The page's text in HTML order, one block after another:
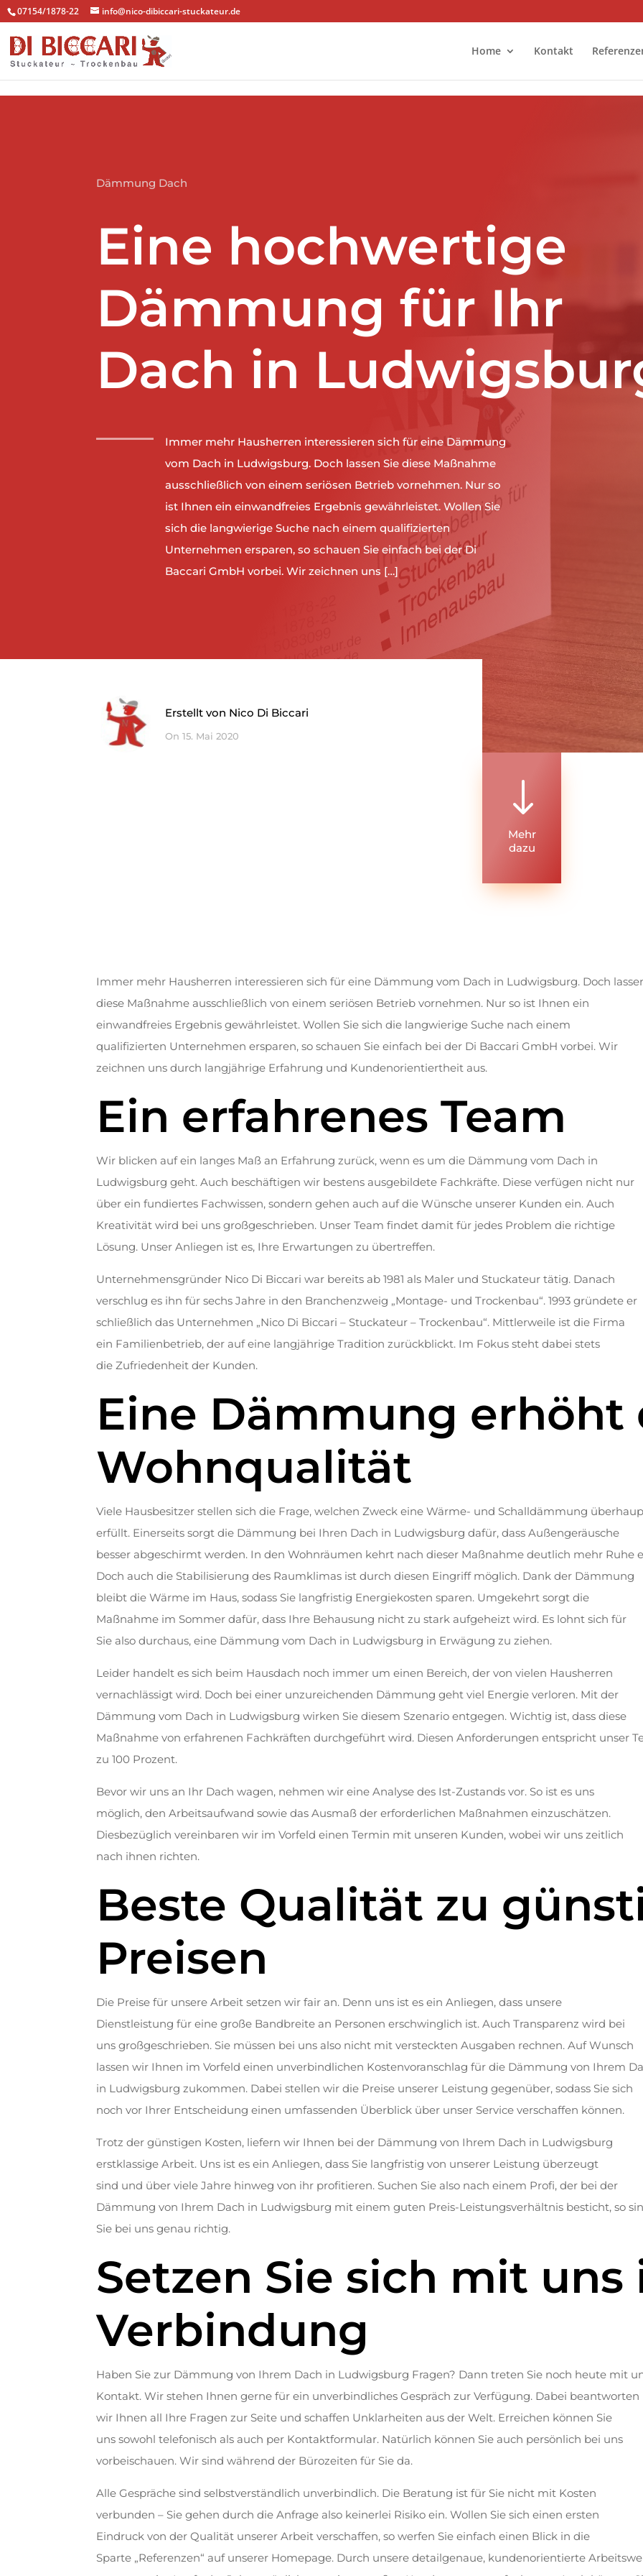
#main-footer .footer-widget h4 { color: #efefef!important; }
07154/1878-22 info@nico-dibiccari-stuckateur.de
Home Kontakt
Dämmung Dach
Eine hochwertige
Dämmung für Ihr
Dach in
Immer mehr Hausherren interessieren sich für eine Dämmung
vom Dach in Ludwigsburg. Doch lassen Sie diese Maßnahme
ausschließlich von einem seriösen Betrieb vornehmen. Nur so
ist Ihnen ein einwandfreies Ergebnis gewährleistet. Wollen Sie
sich die langwierige Suche nach einem qualifizierten
Unternehmen ersparen, so schauen Sie einfach bei der Di
Baccari GmbH vorbei. Wir zeichnen uns […]
Erstellt von Nico Di Biccari
On 15. Mai 2020
"
Mehr
dazu
Immer mehr Hausherren interessieren sich für eine Dämmung vom Dach in Ludwigsburg. Doch
diese Maßnahme ausschließlich von einem seriösen Betrieb vornehmen. Nur so ist Ihnen ein
einwandfreies Ergebnis gewährleistet. Wollen Sie sich die langwierige Suche nach einem
qualifizierten Unternehmen ersparen, so schauen Sie einfach bei der Di Baccari GmbH vorbei. Wir
zeichnen uns durch langjährige Erfahrung und Kundenorientiertheit aus.
Ein erfahrenes Team
Wir blicken auf ein langes Maß an Erfahrung zurück, wenn es um die Dämmung vom Dach in
Ludwigsburg geht. Auch beschäftigen wir bestens ausgebildete Fachkräfte. Diese verfügen nicht nur
über ein fundiertes Fachwissen, sondern gehen auch auf die Wünsche unserer Kunden ein. Auch
Kreativität wird bei uns großgeschrieben. Unser Team findet damit für jedes Problem die richtige
Lösung. Unser Anliegen ist es, Ihre Erwartungen zu übertreffen.
Unternehmensgründer Nico Di Biccari war bereits ab 1981 als Maler und Stuckateur tätig. Danach
verschlug es ihn für sechs Jahre in den Branchenzweig „Montage- und Trockenbau“. 1993 gründete er
schließlich das Unternehmen „Nico Di Biccari – Stuckateur – Trockenbau“. Mittlerweile ist die Firma
ein Familienbetrieb, der auf eine langjährige Tradition zurückblickt. Im Fokus steht dabei stets
die Zufriedenheit der Kunden.
Eine Dämmung erhöht
Wohnqualität
Viele Hausbesitzer stellen sich die Frage, welchen Zweck eine Wärme- und Schalldämmung
erfüllt. Einerseits sorgt die Dämmung bei Ihren Dach in Ludwigsburg dafür, dass Außengeräusche
besser abgeschirmt werden. In den Wohnräumen kehrt nach dieser Maßnahme deutlich mehr Ruhe
Doch auch die Stabilisierung des Raumklimas ist durch diesen Eingriff möglich. Dank der Dämmung
bleibt die Wärme im Haus, sodass Sie langfristig Energiekosten sparen. Umgekehrt sorgt die
Maßnahme im Sommer dafür, dass Ihre Behausung nicht zu stark aufgeheizt wird. Es lohnt sich für
Sie also durchaus, eine Dämmung vom Dach in Ludwigsburg in Erwägung zu ziehen.
Leider handelt es sich beim Hausdach noch immer um einen Bereich, der von vielen Hausherren
vernachlässigt wird. Doch bei einer unzureichenden Dämmung geht viel Energie verloren. Mit der
Dämmung vom Dach in Ludwigsburg wirken Sie diesem Szenario entgegen. Wichtig ist, dass diese
Maßnahme von erfahrenen Fachkräften durchgeführt wird. Diesen Anforderungen entspricht unser
zu 100 Prozent.
Bevor wir uns an Ihr Dach wagen, nehmen wir eine Analyse des Ist-Zustands vor. So ist es uns
möglich, den Arbeitsaufwand sowie das Ausmaß der erforderlichen Maßnahmen einzuschätzen.
Diesbezüglich vereinbaren wir im Vorfeld einen Termin mit unseren Kunden, wobei wir uns zeitlich
nach ihnen richten.
Beste Qualität zu
Preisen
Die Preise für unsere Arbeit setzen wir fair an. Denn uns ist es ein Anliegen, dass unsere
Dienstleistung für eine große Bandbreite an Personen erschwinglich ist. Auch Transparenz wird bei
uns großgeschrieben. Sie müssen bei uns also nicht mit versteckten Ausgaben rechnen. Auf Wunsch
lassen wir Ihnen im Vorfeld einen unverbindlichen Kostenvoranschlag für die Dämmung von Ihrem
in Ludwigsburg zukommen. Dabei stellen wir die Preise unserer Leistung gegenüber, sodass Sie sich
noch vor Ihrer Entscheidung einen umfassenden Überblick über unser Service verschaffen können.
Trotz der günstigen Kosten, liefern wir Ihnen bei der Dämmung von Ihrem Dach in Ludwigsburg
erstklassige Arbeit. Uns ist es ein Anliegen, dass Sie langfristig von unserer Leistung überzeugt
sind und über viele Jahre hinweg von ihr profitieren. Suchen Sie also nach einem Profi, der bei der
Dämmung von Ihrem Dach in Ludwigsburg mit einem guten Preis-Leistungsverhältnis besticht, so
Sie bei uns genau richtig.
Setzen Sie sich mit uns
Verbindung
Haben Sie zur Dämmung von Ihrem Dach in Ludwigsburg Fragen? Dann treten Sie noch heute mit
Kontakt. Wir stehen Ihnen gerne für ein unverbindliches Gespräch zur Verfügung. Dabei beantworten
wir Ihnen all Ihre Fragen zur Seite und schaffen Unklarheiten aus der Welt. Erreichen können Sie
uns sowohl telefonisch als auch per Kontaktformular. Natürlich können Sie auch persönlich bei uns
vorbeischauen. Wir sind während der Bürozeiten für Sie da.
Alle Gespräche sind selbstverständlich unverbindlich. Die Beratung ist für Sie nicht mit Kosten
verbunden – Sie gehen durch die Anfrage also keinerlei Risiko ein. Wollen Sie sich einen ersten
Eindruck von der Qualität unserer Arbeit verschaffen, so werfen Sie einfach einen Blick in die
Sparte „Referenzen“ auf unserer Homepage. Durch unsere detailgenaue, kundenorientierte